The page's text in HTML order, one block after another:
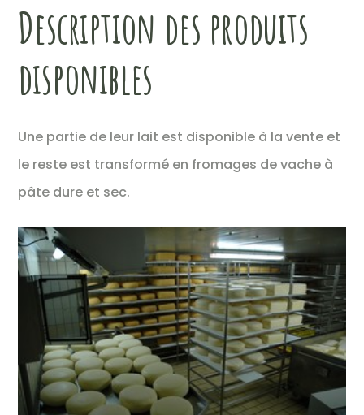
Description des produits
disponibles
Une partie de leur lait est disponible à la vente et
le reste est transformé en fromages de vache à
pâte dure et sec.